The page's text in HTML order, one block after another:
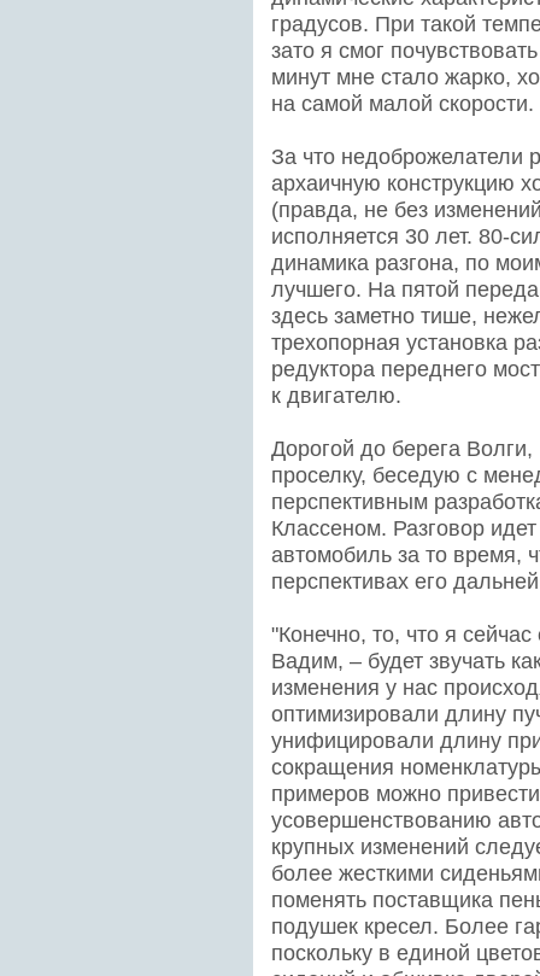
градусов. При такой
зато я смог
минут мне стало жарко,
на самой малой скорости.
За что недоброжелатели
архаичную конструкцию
(правда, не без
исполняется 30 лет. 80-
динамика разгона, по
лучшего. На пятой
здесь заметно тише,
трехопорная установка
редуктора переднего
к двигателю.
Дорогой до берега
проселку, беседую с
перспективным
Классеном. Разговор
автомобиль за то время,
перспективах его
"Конечно, то, что я
Вадим, – будет звучать
изменения у нас
оптимизировали длину
унифицировали длину
сокращения
примеров можно
усовершенствованию
крупных изменений
более жесткими
поменять поставщика
подушек кресел. Более
поскольку в единой